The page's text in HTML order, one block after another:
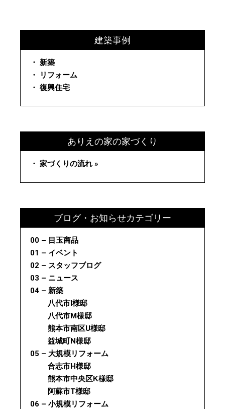
建築事例
・ 新築
・ リフォーム
・ 復興住宅
ありえの家の家づくり
・ 家づくりの流れ »
ブログ・お知らせカテゴリー
00 – 目玉商品
01 – イベント
02 – スタッフブログ
03 – ニュース
04 – 新築
八代市I様邸
八代市M様邸
熊本市南区U様邸
益城町N様邸
05 – 大規模リフォーム
合志市H様邸
熊本市中央区K様邸
阿蘇市T様邸
06 – 小規模リフォーム